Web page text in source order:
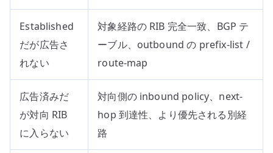
Established
だが広告さ
れない
対象経路の RIB 完全一致、BGP テ
ーブル、outbound の prefix-list /
route-map
広告済みだ
が対向 RIB
に入らない
対向側の inbound policy、next-
hop 到達性、より優先される別経
路